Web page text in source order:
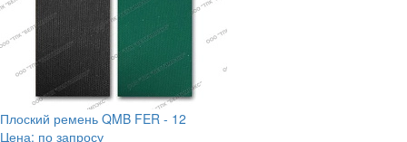
Плоский ремень QMB FER - 12
Цена: по запросу